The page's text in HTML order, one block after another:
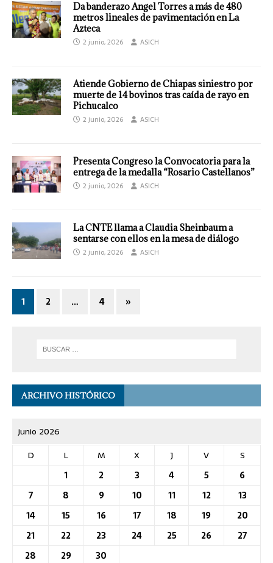
Da banderazo Angel Torres a más de 480
metros lineales de pavimentación en La
Azteca
2 junio, 2026 ASICH
Atiende Gobierno de Chiapas siniestro por
muerte de 14 bovinos tras caída de rayo en
Pichucalco
2 junio, 2026 ASICH
Presenta Congreso la Convocatoria para la
entrega de la medalla “Rosario Castellanos”
2 junio, 2026 ASICH
La CNTE llama a Claudia Sheinbaum a
sentarse con ellos en la mesa de diálogo
2 junio, 2026 ASICH
1 2 … 4 »
ARCHIVO HISTÓRICO
junio 2026
D
L M X J V
S
1
2 3 4 5
6
7
8 9 10 11 12
13
14
15 16 17 18 19
20
21
22 23 24 25 26
27
28
29 30